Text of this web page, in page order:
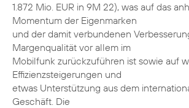
1.872 Mio. EUR in 9M 22), was auf das
Momentum der Eigenmarken
und der damit verbundenen
Margenqualität vor allem im
Mobilfunk zurückzuführen ist sowie auf
Effizienzsteigerungen und
etwas Unterstützung aus dem
Geschäft. Die